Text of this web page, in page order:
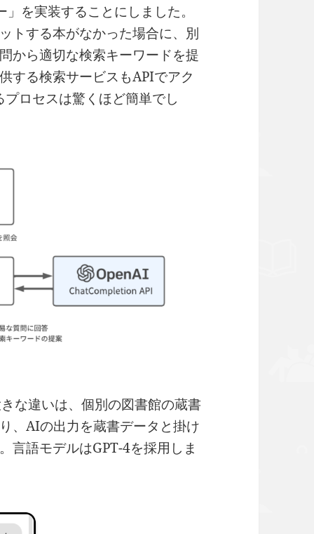
を実装することにしました。
トする本がなかった場合に、別
から適切な検索キーワードを提
する検索サービスもAPIでアク
ロセスは驚くほど簡単でし
な違いは、個別の図書館の蔵書
、AIの出力を蔵書データと掛け
言語モデルはGPT-4を採用しま